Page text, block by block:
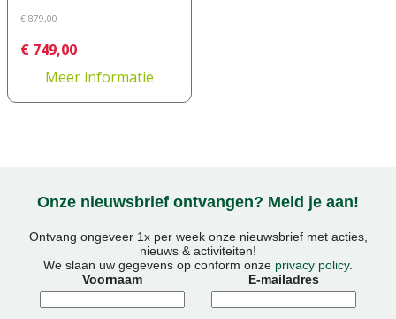
€ 879,00
€ 749,00
Meer informatie
Onze nieuwsbrief ontvangen? Meld je aan!
Ontvang ongeveer 1x per week onze nieuwsbrief met acties,
nieuws & activiteiten!
We slaan uw gegevens op conform onze privacy policy.
Voornaam
E-mailadres